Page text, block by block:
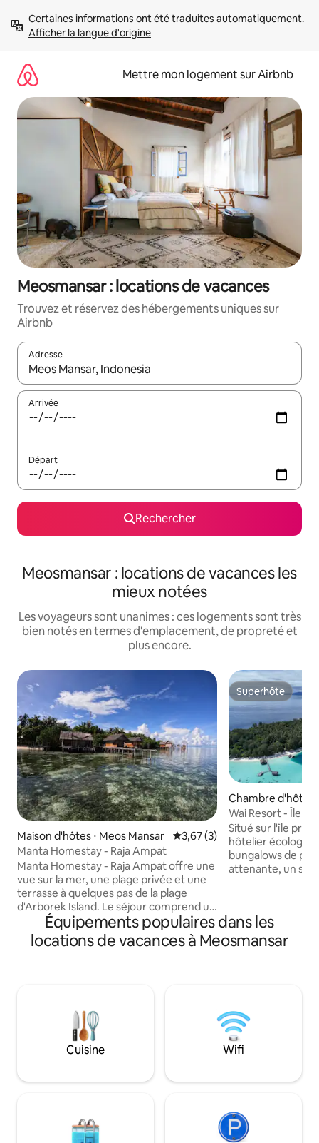
directement
Afficher la langue d'origine
Mettre mon logement sur Airbnb
Meosmansar : locations de vacances
Trouvez et réservez des hébergements uniques sur
Airbnb
Adresse
Lorsque les résultats s'affichent, utilisez les flèches vers le
Arrivée
Départ
Rechercher
Meosmansar : locations de vacances les
mieux notées
Les voyageurs sont unanimes : ces logements sont très
bien notés en termes d'emplacement, de propreté et
plus encore.
Maison d'hôtes ⋅ Meos Mansar Évaluation moyenne sur la
3,67 (3)
Manta Homestay - Raja Ampat
Manta Homestay - Raja Ampat offre une
vue sur la mer, une plage privée et une
terrasse à quelques pas de la plage
d'Arborek Island. Le séjour comprend un
balcon et une entrée privée avec
sécurité 24 h/24 et 7 j/7. Les clients
peuvent profiter d'un petit-déjeuner
plus chauds. Le petit-déjeuner, le
déjeuner et le dîner sont inclus. Vous
pourrez faire de la plongée avec tuba,
de la pêche, des promenades à pied et
Superhôte
Superhôte
Chambre d'hôtel
Wai Resort - Île
Situé sur l'île
hôtelier
bungalows de
attenante, un
dans le style
utilisant
naturels locaux.
de jour et accès
Équipements populaires dans les
locations de vacances à Meosmansar
Cuisine Wifi